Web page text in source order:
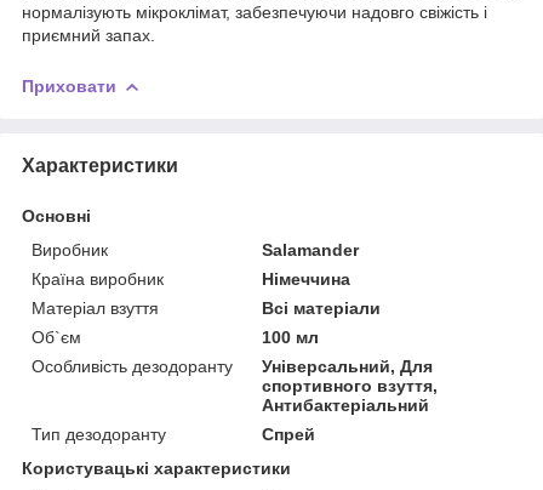
нормалізують мікроклімат, забезпечуючи надовго свіжість і
приємний запах.
Приховати
Характеристики
Основні
Виробник
Salamander
Країна виробник
Німеччина
Матеріал взуття
Всі матеріали
Об`єм
100 мл
Особливість дезодоранту
Універсальний, Для
спортивного взуття,
Антибактеріальний
Тип дезодоранту
Спрей
Користувацькі характеристики